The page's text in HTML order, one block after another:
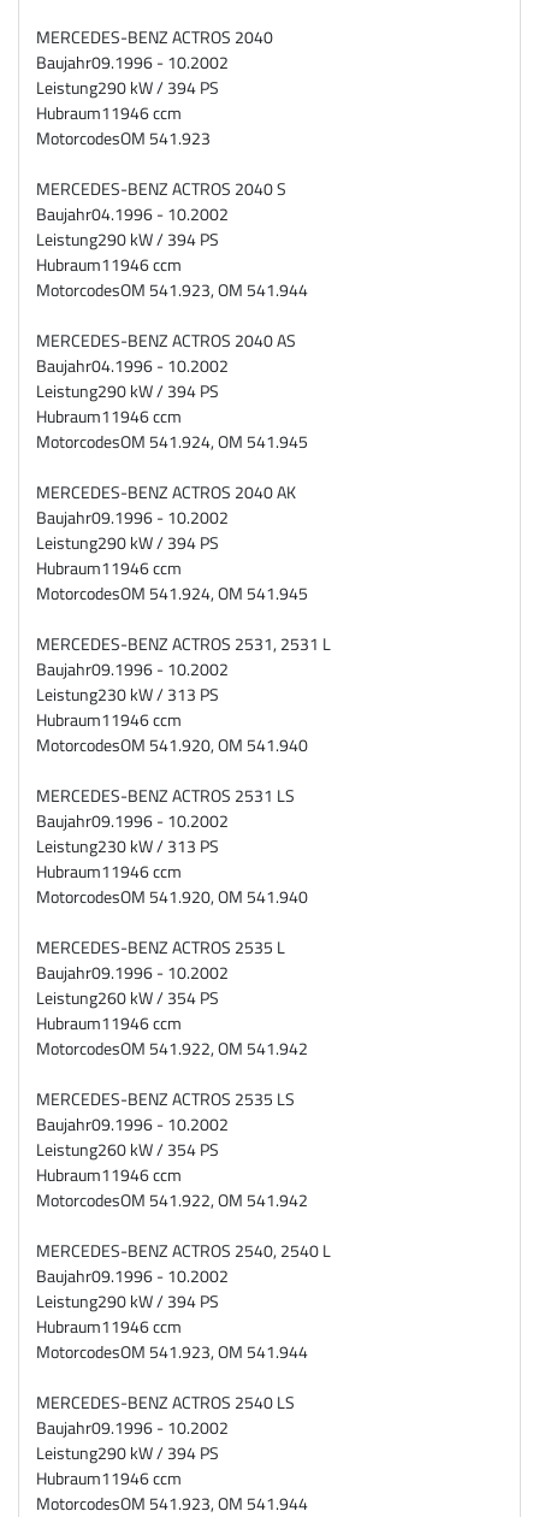
MERCEDES-BENZ ACTROS 2040
Baujahr09.1996 - 10.2002
Leistung290 kW / 394 PS
Hubraum11946 ccm
MotorcodesOM 541.923
MERCEDES-BENZ ACTROS 2040 S
Baujahr04.1996 - 10.2002
Leistung290 kW / 394 PS
Hubraum11946 ccm
MotorcodesOM 541.923, OM 541.944
MERCEDES-BENZ ACTROS 2040 AS
Baujahr04.1996 - 10.2002
Leistung290 kW / 394 PS
Hubraum11946 ccm
MotorcodesOM 541.924, OM 541.945
MERCEDES-BENZ ACTROS 2040 AK
Baujahr09.1996 - 10.2002
Leistung290 kW / 394 PS
Hubraum11946 ccm
MotorcodesOM 541.924, OM 541.945
MERCEDES-BENZ ACTROS 2531, 2531 L
Baujahr09.1996 - 10.2002
Leistung230 kW / 313 PS
Hubraum11946 ccm
MotorcodesOM 541.920, OM 541.940
MERCEDES-BENZ ACTROS 2531 LS
Baujahr09.1996 - 10.2002
Leistung230 kW / 313 PS
Hubraum11946 ccm
MotorcodesOM 541.920, OM 541.940
MERCEDES-BENZ ACTROS 2535 L
Baujahr09.1996 - 10.2002
Leistung260 kW / 354 PS
Hubraum11946 ccm
MotorcodesOM 541.922, OM 541.942
MERCEDES-BENZ ACTROS 2535 LS
Baujahr09.1996 - 10.2002
Leistung260 kW / 354 PS
Hubraum11946 ccm
MotorcodesOM 541.922, OM 541.942
MERCEDES-BENZ ACTROS 2540, 2540 L
Baujahr09.1996 - 10.2002
Leistung290 kW / 394 PS
Hubraum11946 ccm
MotorcodesOM 541.923, OM 541.944
MERCEDES-BENZ ACTROS 2540 LS
Baujahr09.1996 - 10.2002
Leistung290 kW / 394 PS
Hubraum11946 ccm
MotorcodesOM 541.923, OM 541.944